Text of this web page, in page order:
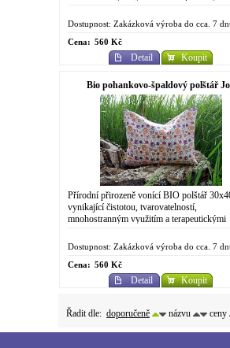
cenou a...
Dostupnost: Zakázková výroba do cca. 7
Cena: 560 Kč
Detail Koupit
Bio pohankovo-špaldový polštář
multicolor
Přírodní přirozeně vonící BIO polštář
vynikající čistotou, tvarovatelností,
mnohostranným využitím a terapeutickými
cenou a...
Dostupnost: Zakázková výroba do cca. 7
Cena: 560 Kč
Detail Koupit
Řadit dle: doporučeně názvu ceny